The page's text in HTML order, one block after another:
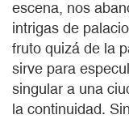
escena, nos
intrigas de
fruto quizá de la
sirve para
singular a una
la continuidad.